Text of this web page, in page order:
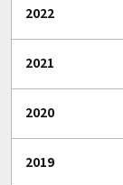
2022
2021
2020
2019